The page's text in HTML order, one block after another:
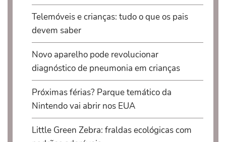
Telemóveis e crianças: tudo o que os pais
devem saber
Novo aparelho pode revolucionar
diagnóstico de pneumonia em crianças
Próximas férias? Parque temático da
Nintendo vai abrir nos EUA
Little Green Zebra: fraldas ecológicas com